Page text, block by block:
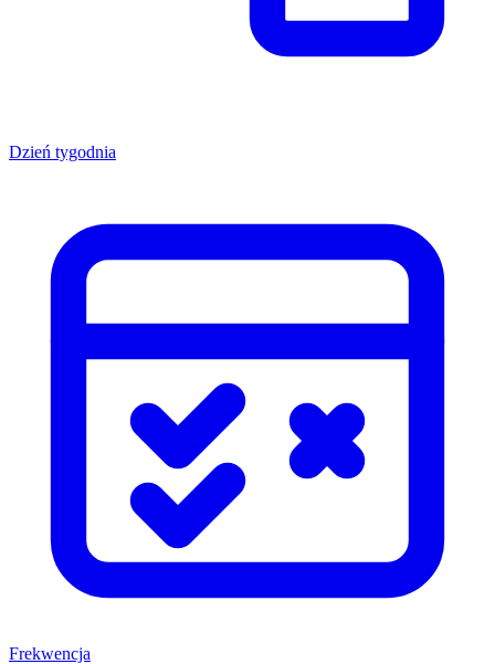
Dzień tygodnia
Frekwencja